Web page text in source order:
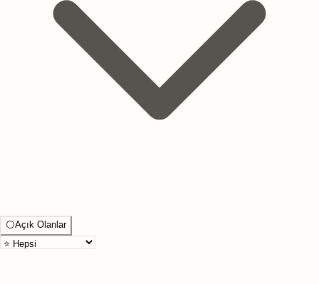
⚪Açık Olanlar